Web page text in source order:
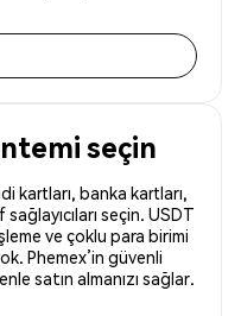
seçin
kartları, banka kartları,
seçin. USDT
ve çoklu para birimi
Phemex’in güvenli
satın almanızı sağlar.